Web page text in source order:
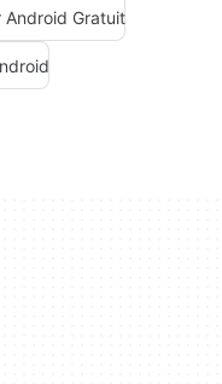
Android Gratuit